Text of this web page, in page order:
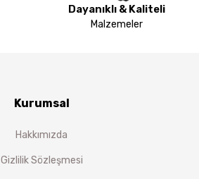
Dayanıklı & Kaliteli
Malzemeler
Kurumsal
Hakkımızda
Gizlilik Sözleşmesi